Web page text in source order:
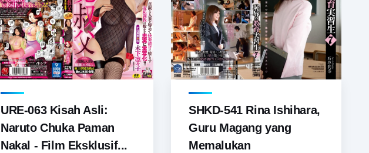
URE-063 Kisah Asli:
Naruto Chuka Paman
Nakal - Film Eksklusif...
SHKD-541 Rina Ishihara,
Guru Magang yang
Memalukan